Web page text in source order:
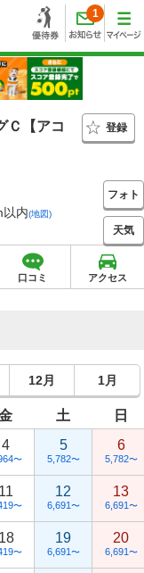
1
Ｃ【アコ
登録
以内(地図)
フォト
天気
口コミ アクセス
12月 1月
土
日
4
〜
5
5,782〜
6
5,782〜
11
〜
12
6,691〜
13
6,691〜
18
〜
19
6,691〜
20
6,691〜